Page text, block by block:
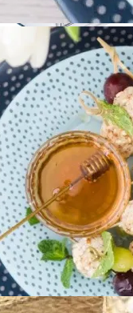
Выбрать Дом Для
Леди: Как